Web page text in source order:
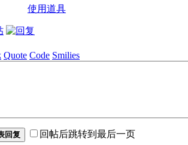
使用道具
Quote Code Smilies
回复 回帖后跳转到最后一页